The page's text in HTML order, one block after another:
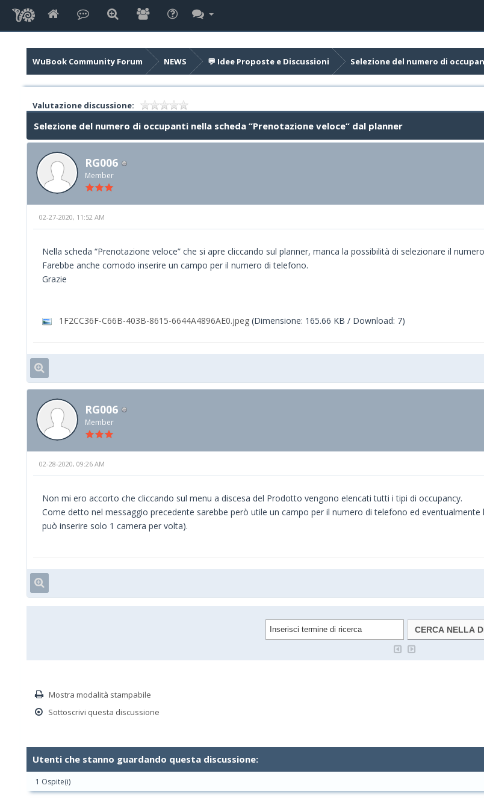
WuBook Community Forum NEWS 💬 Idee Proposte e Discussioni Selezione del numero di
Valutazione discussione:
Selezione del numero di occupanti nella scheda “Prenotazione veloce“ dal planner
RG006
Member
02-27-2020, 11:52 AM
Nella scheda “Prenotazione veloce” che si apre cliccando sul planner, manca la possibilità di selezionare il
Farebbe anche comodo inserire un campo per il numero di telefono.
Grazie
1F2CC36F-C66B-403B-8615-6644A4896AE0.jpeg (Dimensione: 165.66 KB / Download: 7)
RG006
Member
02-28-2020, 09:26 AM
Non mi ero accorto che cliccando sul menu a discesa del Prodotto vengono elencati tutti i tipi di occupancy.
Come detto nel messaggio precedente sarebbe però utile un campo per il numero di telefono ed
può inserire solo 1 camera per volta).
Mostra modalità stampabile
Sottoscrivi questa discussione
Utenti che stanno guardando questa discussione:
1 Ospite(i)